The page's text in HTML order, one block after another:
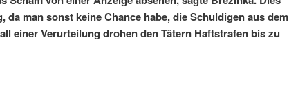
da man sonst keine Chance habe, die Schuldigen aus dem
einer Verurteilung drohen den Tätern Haftstrafen bis zu